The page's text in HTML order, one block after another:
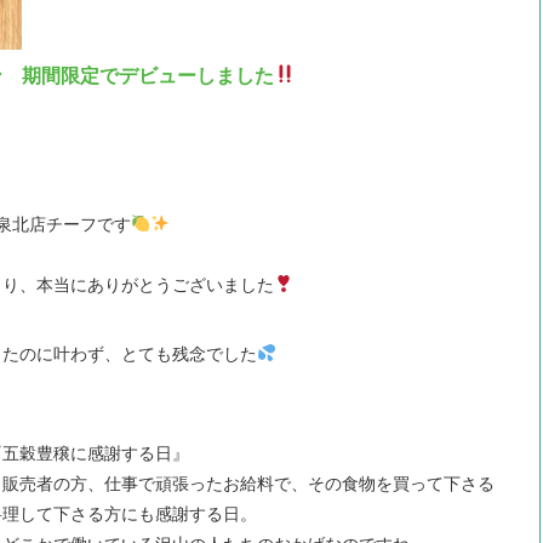
期間限定でデビューしました
北店チーフです
、本当にありがとうございました
のに叶わず、とても残念でした
穀豊穣に感謝する日』
売者の方、仕事で頑張ったお給料で、その食物を買って下さる
して下さる方にも感謝する日。